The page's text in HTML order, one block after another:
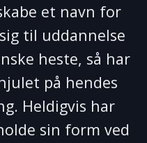
et navn for
til uddannelse
heste, så har
på hendes
Heldigvis har
sin form ved